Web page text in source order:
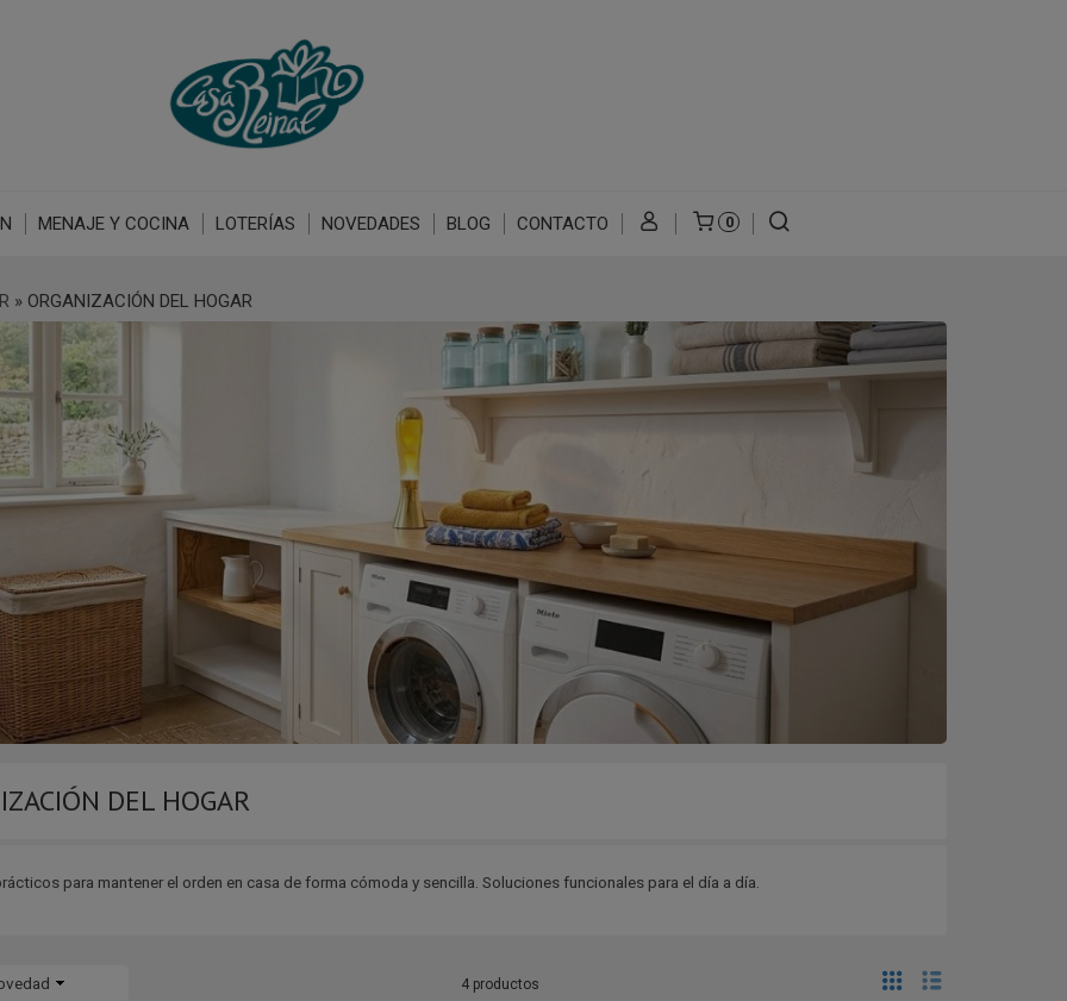
MENAJE Y COCINA LOTERÍAS NOVEDADES BLOG CONTACTO 0
» ORGANIZACIÓN DEL HOGAR
DEL HOGAR
para mantener el orden en casa de forma cómoda y sencilla. Soluciones funcionales para el día a día.
4 productos